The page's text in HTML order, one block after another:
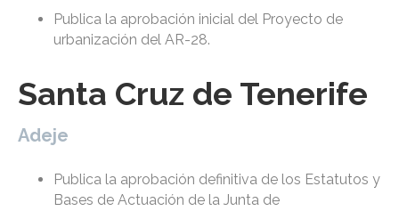
Publica la aprobación inicial del Proyecto de
urbanización del AR-28.
Santa Cruz de Tenerife
Adeje
Publica la aprobación definitiva de los Estatutos y
Bases de Actuación de la Junta de